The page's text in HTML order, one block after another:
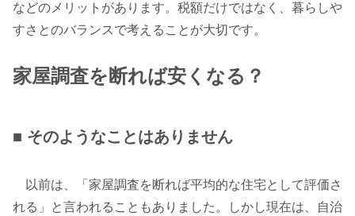
などのメリットがあります。税額だけではなく、暮らしや
すさとのバランスで考えることが大切です。
家屋調査を断れば安くなる？
■ そのようなことはありません
以前は、「家屋調査を断れば平均的な住宅として評価さ
れる」と言われることもありました。しかし現在は、自治